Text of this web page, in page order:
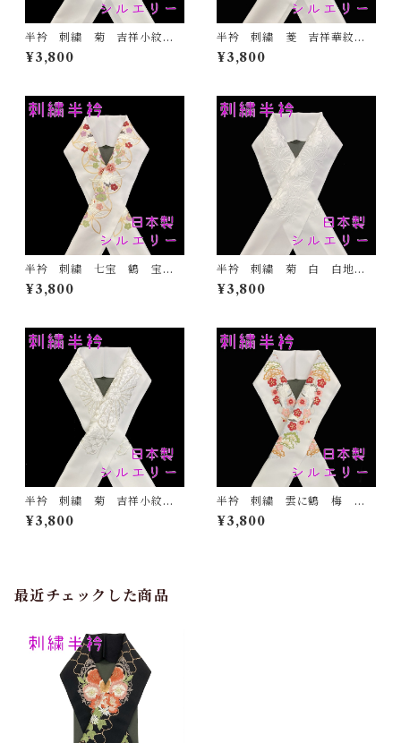
半衿 刺繍 菊 吉祥小紋
金 白地 シルエリー 新合
繊 日本製 刺繍衿 和装小
¥3,800
半衿 刺繍 菱 吉祥華紋
白地 シルエリー 新合繊
日本製 刺繍衿 和装小物
¥3,800
半衿 刺繍 七宝 鶴 宝尽
くし 白地 シルエリー 新
合繊 日本製 刺繍衿 和装
¥3,800
半衿 刺繍 菊 白 白地
シルエリー 新合繊 日本
製 刺繍衿 和装小物 着
¥3,800
半衿 刺繍 菊 吉祥小紋
銀 白地 シルエリー 新合
繊 日本製 刺繍衿 和装小
¥3,800
半衿 刺繍 雲に鶴 梅
松 白地 シルエリー 新合
繊 日本製 刺繍衿 和装小
¥3,800
最近チェックした商品